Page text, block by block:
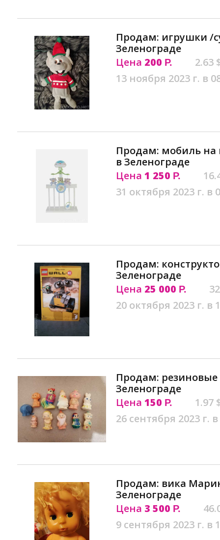
Продам: игрушки /
Зеленограде
Цена 200 Р.
2.63
13 ноября 2023 г. в
Продам: мобиль на
в Зеленограде
Цена 1 250 Р.
31 октября 2023 г. в
Продам:
Зеленограде
Цена 25 000 Р.
20 октября 2023 г. в
Продам:
Зеленограде
Цена 150 Р.
1.97
26 сентября 2023 г.
Продам: вика
Зеленограде
Цена 3 500 Р.
9 сентября 2023 г. в